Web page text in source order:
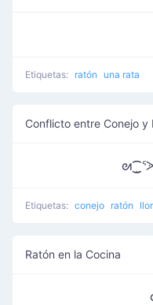
Etiquetas: ratón una rata
Conflicto entre Conejo y
Etiquetas: conejo ratón
Ratón en la Cocina